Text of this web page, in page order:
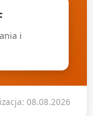
i
08.08.2026